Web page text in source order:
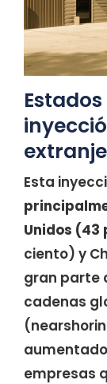
Esta
Unidos (43
ciento) y
gran parte
cadenas
empresas